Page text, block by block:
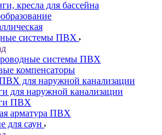
кресла для бассейна
системы ПВХ
системы ПВХ
компенсаторы
для наружной канализации
для наружной канализации
ПВХ
арматура ПВХ
для саун